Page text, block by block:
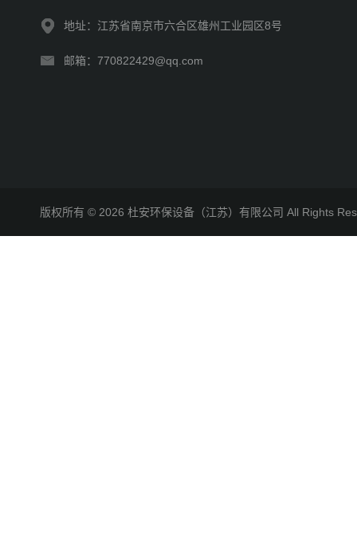
地址：江苏省南京市六合区雄州工业园区8号
邮箱：770822429@qq.com
版权所有 © 2026 杜安环保设备（江苏）有限公司 All Rights